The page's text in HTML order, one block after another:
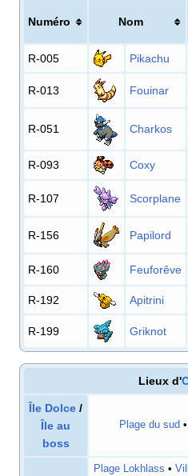
Numéro Nom
R-005 Pikachu
R-013 Fouinar
R-051 Charkos
R-093 Coxy
R-107 Scorplane
R-156 Papilord
R-160 Feuforêve
R-192 Apitrini
R-199 Griknot
Lieux d'
Île Dolce /
Île au
boss
Plage du sud •
Plage Lokhlass •